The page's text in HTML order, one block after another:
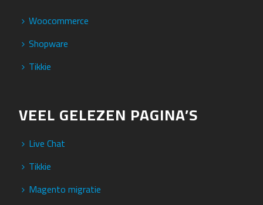
Woocommerce
Shopware
Tikkie
VEEL GELEZEN PAGINA’S
Live Chat
Tikkie
Magento migratie